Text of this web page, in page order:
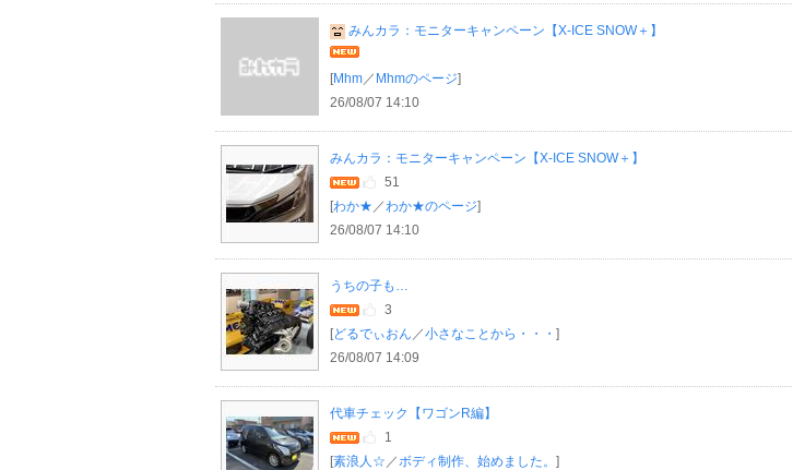
みんカラ：モニターキャンペーン【X-ICE SNOW＋】
[Mhm／ Mhmのページ]
26/08/07 14:10
みんカラ：モニターキャンペーン【X-ICE SNOW＋】
51
[わか★ ／わか★のページ]
26/08/07 14:10
うちの子も…
3
[どるでぃおん ／小さなことから・・・ ]
26/08/07 14:09
代車チェック【ワゴンR編】
1
[素浪人☆ ／ボディ制作、始めました。 ]